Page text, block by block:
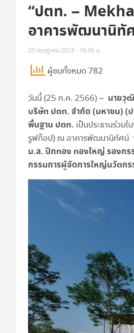
“ปตท. –
อาคารพัฒนานิทั
25 กรกฎาคม 2023 - 16:06 น.
ผู้ชมทั้งหมด 782
วันนี้ (25 ก.ค. 2566) – นายวุ
บริษัท ปตท. จำกัด (มหาชน) (
พื้นฐาน ปตท. เป็นประธานร่ว
รูฟท็อป) ณ อาคารพัฒนานิทัศน์ จ
ม.ล. ปีกทอง ทองใหญ่ รองก
กรรมการผู้จัดการใหญ่นวัตกร